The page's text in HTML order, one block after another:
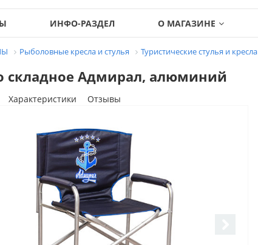
ИНФО-РАЗДЕЛ О МАГАЗИНЕ
Рыболовные кресла и стулья Туристические стулья и кресла
складное Адмирал, алюминий
Характеристики
Отзывы